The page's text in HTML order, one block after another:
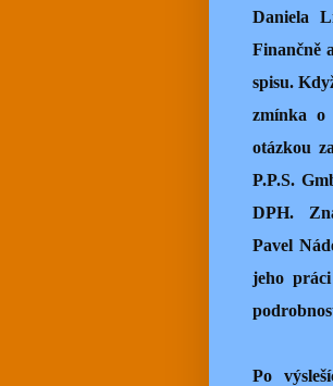
Daniela
Finančně
spisu.
zmínka o
otázkou
P.P.S.
DPH.
Pavel
jeho
Po